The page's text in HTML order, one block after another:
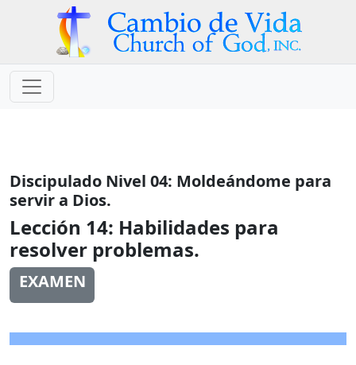
Discipulado Nivel 04: Moldeándome para
servir a Dios.
Lección 14: Habilidades para
resolver problemas.
EXAMEN